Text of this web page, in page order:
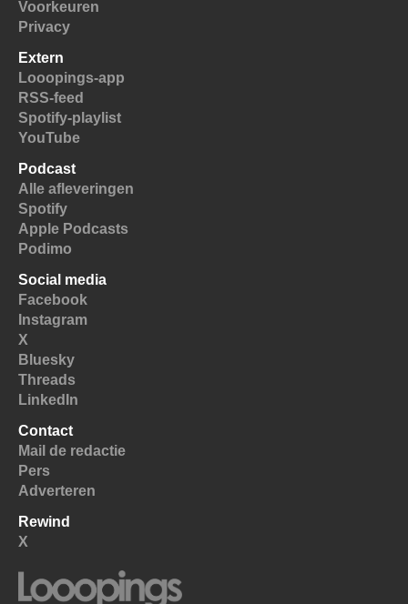
Voorkeuren
Privacy
Extern
Looopings-app
RSS-feed
Spotify-playlist
YouTube
Podcast
Alle afleveringen
Spotify
Apple Podcasts
Podimo
Social media
Facebook
Instagram
X
Bluesky
Threads
LinkedIn
Contact
Mail de redactie
Pers
Adverteren
Rewind
X